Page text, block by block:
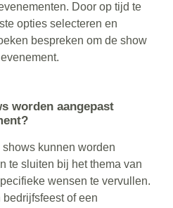
Door op tijd te
opties selecteren en
bespreken om de show
worden aangepast
kunnen worden
te sluiten bij het thema van
wensen te vervullen.
of een